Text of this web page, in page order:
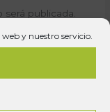
y nuestro servicio.
publicada.